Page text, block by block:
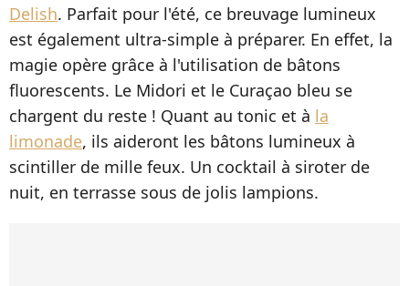
Delish. Parfait pour l'été, ce breuvage lumineux
est également ultra-simple à préparer. En effet, la
magie opère grâce à l'utilisation de bâtons
fluorescents. Le Midori et le Curaçao bleu se
chargent du reste ! Quant au tonic et à la
limonade, ils aideront les bâtons lumineux à
scintiller de mille feux. Un cocktail à siroter de
nuit, en terrasse sous de jolis lampions.